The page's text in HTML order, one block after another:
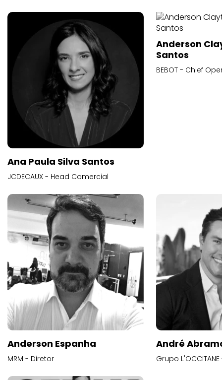
Ana Paula Silva Santos
JCDECAUX - Head Comercial
Anderson
Santos
BEBOT - Chief
Anderson Espanha
MRM - Diretor
André
Grupo